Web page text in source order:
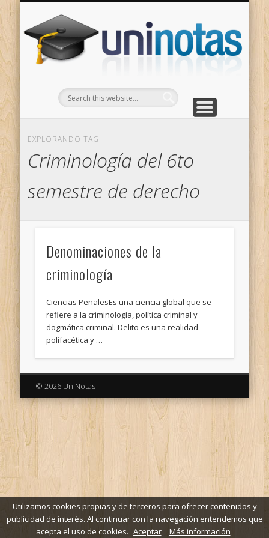
EXPLORANDO TAG
Criminología del 6to
semestre de derecho
Denominaciones de la
criminología
Ciencias PenalesEs una ciencia global que se
refiere a la criminología, política criminal y
dogmática criminal. Delito es una realidad
polifacética y …
© 2026 UniNotas
Utilizamos cookies propias y de terceros para ofrecer contenidos y
publicidad de interés. Al continuar con la navegación entendemos que
acepta el uso de cookies. Aceptar Más información